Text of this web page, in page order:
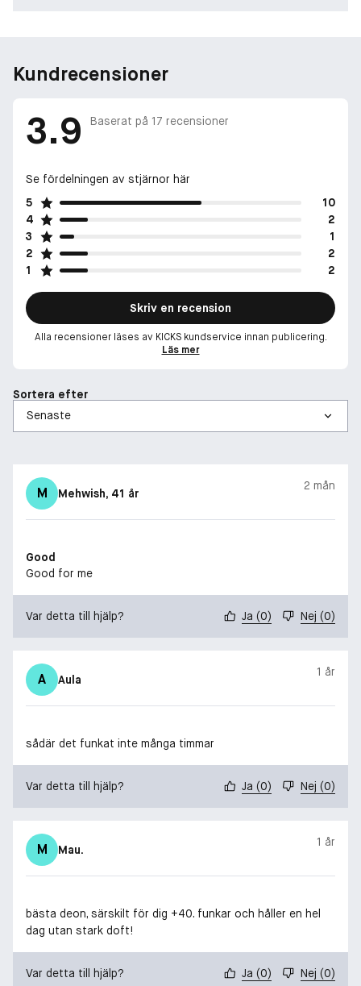
Kundrecensioner
3.9 Baserat på 17 recensioner
Se fördelningen av stjärnor här
5
10
4
2
3
1
2
2
1
2
Skriv en recension
Alla recensioner läses av KICKS kundservice innan publicering.
Läs mer
Sortera efter
M Mehwish, 41 år
2 mån
Good
Good for me
Var detta till hjälp? Ja (0) Nej (0)
A Aula
1 år
sådär det funkat inte många timmar
Var detta till hjälp? Ja (0) Nej (0)
M Mau.
1 år
bästa deon, särskilt för dig +40. funkar och håller en hel
dag utan stark doft!
Var detta till hjälp? Ja (0) Nej (0)